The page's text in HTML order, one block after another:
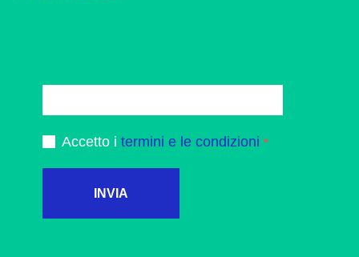
Accetto i termini e le condizioni
INVIA